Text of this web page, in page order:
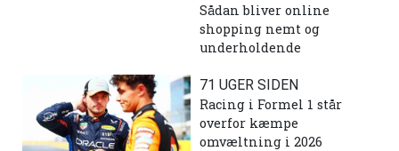
Sådan bliver online
shopping nemt og
underholdende
71 UGER SIDEN
Racing i Formel 1 står
overfor kæmpe
omvæltning i 2026